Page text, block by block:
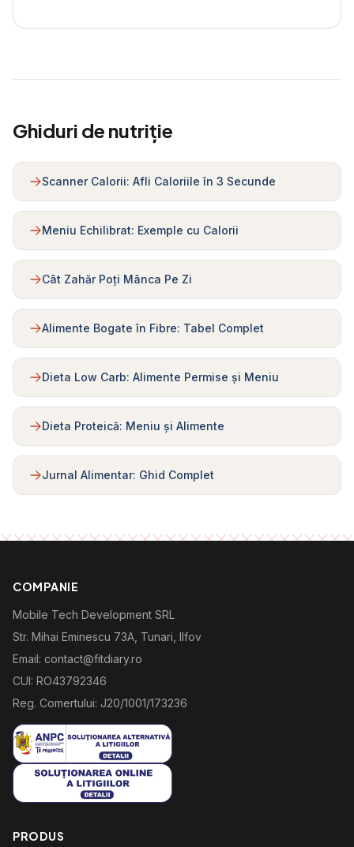
Ghiduri de nutriție
Scanner Calorii: Afli Caloriile în 3 Secunde
Meniu Echilibrat: Exemple cu Calorii
Cât Zahăr Poți Mânca Pe Zi
Alimente Bogate în Fibre: Tabel Complet
Dieta Low Carb: Alimente Permise și Meniu
Dieta Proteică: Meniu și Alimente
Jurnal Alimentar: Ghid Complet
COMPANIE
Mobile Tech Development SRL
Str. Mihai Eminescu 73A, Tunari, Ilfov
Email: contact@fitdiary.ro
CUI: RO43792346
Reg. Comertului: J20/1001/173236
PRODUS